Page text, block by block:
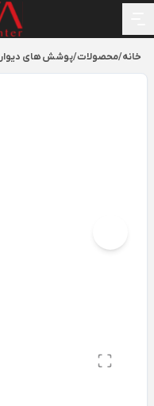
خانه/محصولات/پوشش های دیوار